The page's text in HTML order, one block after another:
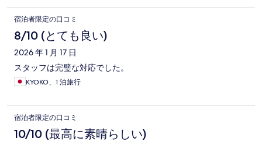
宿泊者限定の口コミ
8/10 (とても良い)
2026 年 1 月 17 日
スタッフは完璧な対応でした。
KYOKO、1 泊旅行
宿泊者限定の口コミ
10/10 (最高に素晴らしい)